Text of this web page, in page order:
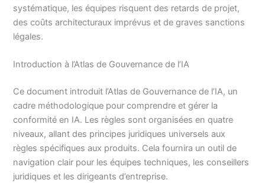
systématique, les équipes risquent des retards de projet,
des coûts architecturaux imprévus et de graves sanctions
légales.
Introduction à l’Atlas de Gouvernance de l’IA
Ce document introduit l’Atlas de Gouvernance de l’IA, un
cadre méthodologique pour comprendre et gérer la
conformité en IA. Les règles sont organisées en quatre
niveaux, allant des principes juridiques universels aux
règles spécifiques aux produits. Cela fournira un outil de
navigation clair pour les équipes techniques, les conseillers
juridiques et les dirigeants d’entreprise.